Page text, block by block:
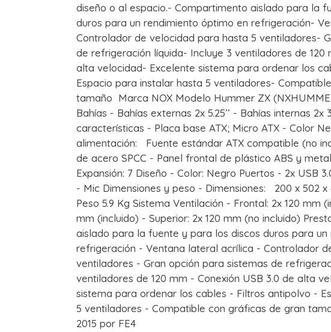
diseño o al espacio.- Compartimento aislado para la
duros para un rendimiento óptimo en refrigeración-
Controlador de velocidad para hasta 5 ventiladores-
de refrigeración líquida- Incluye 3 ventiladores de 120
alta velocidad- Excelente sistema para ordenar los
Espacio para instalar hasta 5 ventiladores-
tamaño Marca NOX Modelo Hummer ZX
Bahías - Bahías externas 2x 5.25’’ - Bahías internas 2x
características - Placa base ATX; Micro ATX - Color
alimentación: Fuente estándar ATX compatible (no
de acero SPCC - Panel frontal de plástico ABS y
Expansión: 7 Diseño - Color: Negro Puertos - 2x USB
- Mic Dimensiones y peso - Dimensiones: 200 x 502 x
Peso 5.9 Kg Sistema Ventilación - Frontal: 2x 120 mm
mm (incluido) - Superior: 2x 120 mm (no incluido)
aislado para la fuente y para los discos duros para
refrigeración - Ventana lateral acrílica - Controlador
ventiladores - Gran opción para sistemas de
ventiladores de 120 mm - Conexión USB 3.0 de alta
sistema para ordenar los cables - Filtros antipolvo -
5 ventiladores - Compatible con gráficas de gran
2015 por FE4